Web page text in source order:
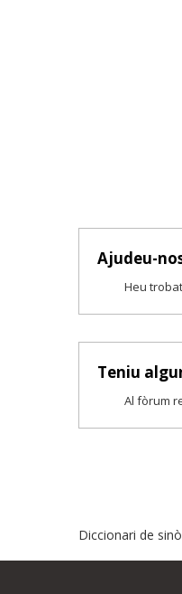
Ajudeu-
Heu
Teniu
Al fòrum
Diccionari de